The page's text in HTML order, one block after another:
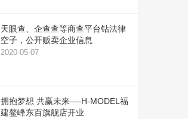
量。
天眼查、企查查等商查平台钻法律
空子，公开贩卖企业信息
2020-05-07
拥抱梦想 共赢未来—-H-MODEL福
建鳌峰东百旗舰店开业